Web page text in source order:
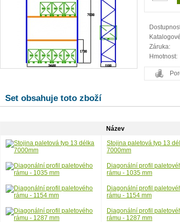
Záruka:
Hmotnost:
Set obsahuje toto zboží
Název
Stojina paletová typ 13
7000mm
Diagonální profil
rámu - 1035 mm
Diagonální profil
rámu - 1154 mm
Diagonální profil
rámu - 1287 mm